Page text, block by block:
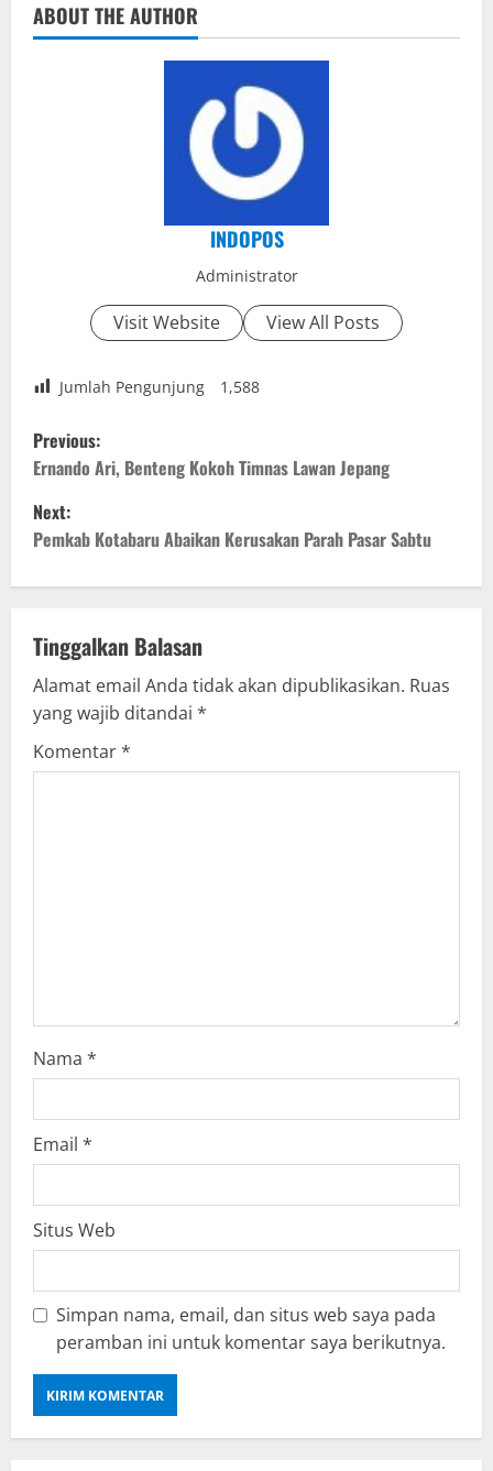
ABOUT THE AUTHOR
INDOPOS
Administrator
Visit Website View All Posts
Jumlah Pengunjung 1,588
P
o
s
a
v
i
n
Previous:
Ernando Ari, Benteng Kokoh Timnas Lawan Jepang
Next:
Pemkab Kotabaru Abaikan Kerusakan Parah Pasar Sabtu
Tinggalkan Balasan
Alamat email Anda tidak akan dipublikasikan. Ruas
yang wajib ditandai *
Komentar*
Nama *
Email *
Situs Web
Simpan nama, email, dan situs web saya pada
peramban ini untuk komentar saya berikutnya.